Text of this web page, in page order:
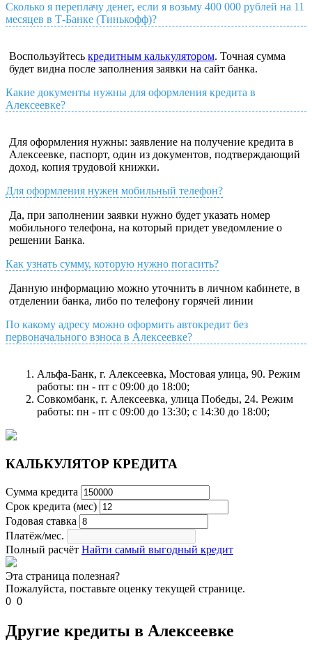
Сколько я переплачу денег, если я возьму 400 000 рублей на 11
месяцев в Т-Банке (Тинькофф)?
Воспользуйтесь кредитным калькулятором. Точная сумма
будет видна после заполнения заявки на сайт банка.
Какие документы нужны для оформления кредита в
Алексеевке?
Для оформления нужны: заявление на получение кредита в
Алексеевке, паспорт, один из документов, подтверждающий
доход, копия трудовой книжки.
Для оформления нужен мобильный телефон?
Да, при заполнении заявки нужно будет указать номер
мобильного телефона, на который придет уведомление о
решении Банка.
Как узнать сумму, которую нужно погасить?
Данную информацию можно уточнить в личном кабинете, в
отделении банка, либо по телефону горячей линии
По какому адресу можно оформить автокредит без
первоначального взноса в Алексеевке?
Альфа-Банк, г. Алексеевка, Мостовая улица, 90. Режим
работы: пн - пт с 09:00 до 18:00;
Совкомбанк, г. Алексеевка, улица Победы, 24. Режим
работы: пн - пт с 09:00 до 13:30; с 14:30 до 18:00;
КАЛЬКУЛЯТОР КРЕДИТА
Сумма кредита
Срок кредита (мес)
Годовая ставка
Платёж/мес.
Полный расчёт Найти самый выгодный кредит
Эта страница полезная?
Пожалуйста, поставьте оценку текущей странице.
0 0
Другие кредиты в Алексеевке